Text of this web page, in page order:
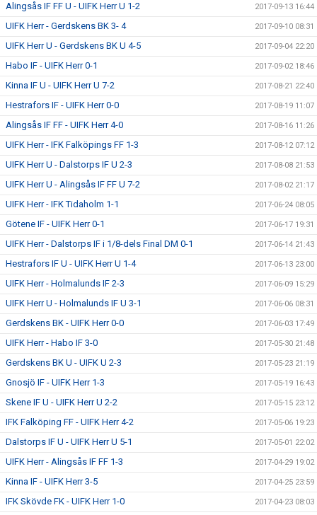
Alingsås IF FF U - UIFK Herr U 1-2 2017-09-13 16:44
UIFK Herr - Gerdskens BK 3- 4 2017-09-10 08:31
UIFK Herr U - Gerdskens BK U 4-5 2017-09-04 22:20
Habo IF - UIFK Herr 0-1 2017-09-02 18:46
Kinna IF U - UIFK Herr U 7-2 2017-08-21 22:40
Hestrafors IF - UIFK Herr 0-0 2017-08-19 11:07
Alingsås IF FF - UIFK Herr 4-0 2017-08-16 11:26
UIFK Herr - IFK Falköpings FF 1-3 2017-08-12 07:12
UIFK Herr U - Dalstorps IF U 2-3 2017-08-08 21:53
UIFK Herr U - Alingsås IF FF U 7-2 2017-08-02 21:17
UIFK Herr - IFK Tidaholm 1-1 2017-06-24 08:05
Götene IF - UIFK Herr 0-1 2017-06-17 19:31
UIFK Herr - Dalstorps IF i 1/8-dels Final DM 0-1 2017-06-14 21:43
Hestrafors IF U - UIFK Herr U 1-4 2017-06-13 23:00
UIFK Herr - Holmalunds IF 2-3 2017-06-09 15:29
UIFK Herr U - Holmalunds IF U 3-1 2017-06-06 08:31
Gerdskens BK - UIFK Herr 0-0 2017-06-03 17:49
UIFK Herr - Habo IF 3-0 2017-05-30 21:48
Gerdskens BK U - UIFK U 2-3 2017-05-23 21:19
Gnosjö IF - UIFK Herr 1-3 2017-05-19 16:43
Skene IF U - UIFK Herr U 2-2 2017-05-15 23:12
IFK Falköping FF - UIFK Herr 4-2 2017-05-06 19:23
Dalstorps IF U - UIFK Herr U 5-1 2017-05-01 22:02
UIFK Herr - Alingsås IF FF 1-3 2017-04-29 19:02
Kinna IF - UIFK Herr 3-5 2017-04-25 23:59
IFK Skövde FK - UIFK Herr 1-0 2017-04-23 08:03